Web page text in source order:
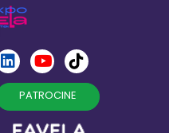
PATROCINE